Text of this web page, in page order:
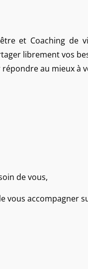
et Coaching de
librement vos
au mieux à
de vous,
vous accompagner